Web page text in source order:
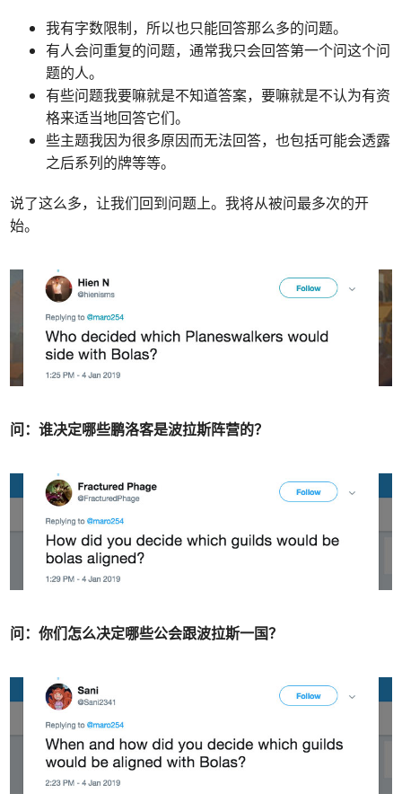
我有字数限制，所以也只能回答那么多的问题。
有人会问重复的问题，通常我只会回答第一个问这个问
题的人。
有些问题我要嘛就是不知道答案，要嘛就是不认为有资
格来适当地回答它们。
些主题我因为很多原因而无法回答，也包括可能会透露
之后系列的牌等等。
说了这么多，让我们回到问题上。我将从被问最多次的开
始。
问：谁决定哪些鹏洛客是波拉斯阵营的？
问：你们怎么决定哪些公会跟波拉斯一国？